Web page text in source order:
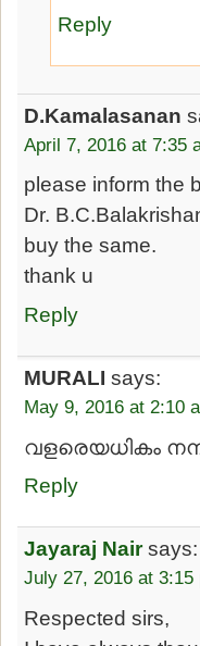
Reply
D.Kamalasanan
April 7, 2016 at 7:35
please inform the
Dr.
buy the same.
thank u
Reply
MURALI says:
May 9, 2016 at 2:10
വളരെയധികം
Reply
Jayaraj Nair says:
July 27, 2016 at 3:15
Respected sirs,